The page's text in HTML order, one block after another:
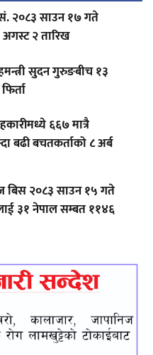
२०८३ साउन १७ गते
२ तारिख
सुदन गुरुङबीच १३
६६७ मात्रै
बढी बचतकर्ताको ८ अर्ब
२०८३ साउन १५ गते
३१ नेपाल सम्बत ११४६